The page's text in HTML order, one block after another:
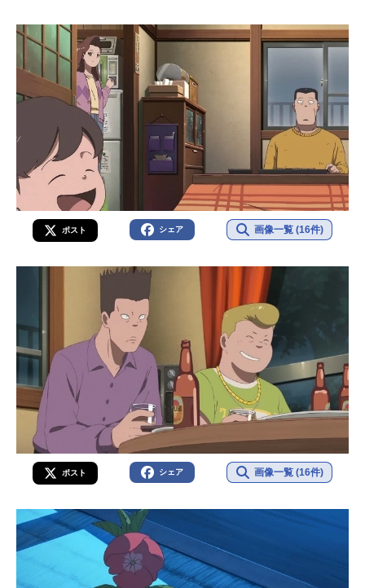
ポスト シェア 画像一覧 (16件)
ポスト シェア 画像一覧 (16件)